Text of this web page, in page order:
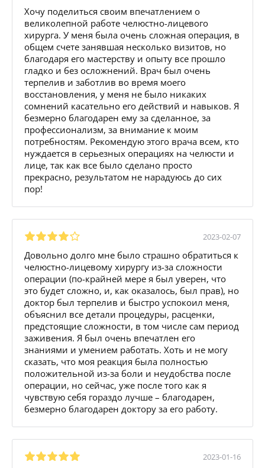
Хочу поделиться своим впечатлением о
великолепной работе челюстно-лицевого
хирурга. У меня была очень сложная операция, в
общем счете занявшая несколько визитов, но
благодаря его мастерству и опыту все прошло
гладко и без осложнений. Врач был очень
терпелив и заботлив во время моего
восстановления, у меня не было никаких
сомнений касательно его действий и навыков. Я
безмерно благодарен ему за сделанное, за
профессионализм, за внимание к моим
потребностям. Рекомендую этого врача всем, кто
нуждается в серьезных операциях на челюсти и
лице, так как все было сделано просто
прекрасно, результатом не нарадуюсь до сих
пор!
2023-02-07
Довольно долго мне было страшно обратиться к
челюстно-лицевому хирургу из-за сложности
операции (по-крайней мере я был уверен, что
это будет сложно, и, как оказалось, был прав), но
доктор был терпелив и быстро успокоил меня,
объяснил все детали процедуры, расценки,
предстоящие сложности, в том числе сам период
заживения. Я был очень впечатлен его
знаниями и умением работать. Хоть и не могу
сказать, что моя реакция была полностью
положительной из-за боли и неудобства после
операции, но сейчас, уже после того как я
чувствую себя гораздо лучше – благодарен,
безмерно благодарен доктору за его работу.
2023-01-16